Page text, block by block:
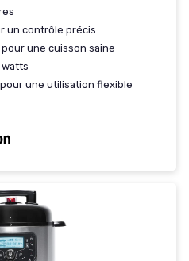
un contrôle précis
pour une cuisson saine
watts
pour une utilisation flexible